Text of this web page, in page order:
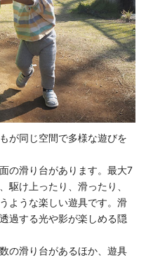
が同じ空間で多様な遊びを
の滑り台があります。最大7
駆け上ったり、滑ったり、
ような楽しい遊具です。滑
過する光や影が楽しめる隠
の滑り台があるほか、遊具